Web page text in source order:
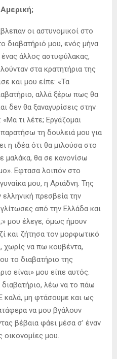
οι αστυνομικοί στο
διαβατήριό μου, ενός μήνα
άλλος αστυφύλακας,
στα κρατητήρια της
και μου είπε: «Τα
αλλά ξέρω πως θα
δεν θα ξαναγυρίσεις στην
τι λέτε; Εργάζομαι
τη δουλειά μου για
η ιδέα ότι θα μιλούσα στο
μαλάκα, θα σε κανονίσω
Εφτασα λοιπόν στο
μου, η Αριάδνη. Της
πρεσβεία την
από την Ελλάδα και
μου έλεγε, όμως ήμουν
και ζήτησα τον μορφωτικό
χωρίς να πω κουβέντα,
το διαβατήριο της
είναι» μου είπε αυτός.
διαβατήριο, λέω να το πάω
καλά, μη φτάσουμε και ως
να μου βγάλουν
βέβαια φάει μέσα σ’ έναν
οικονομίες μου.